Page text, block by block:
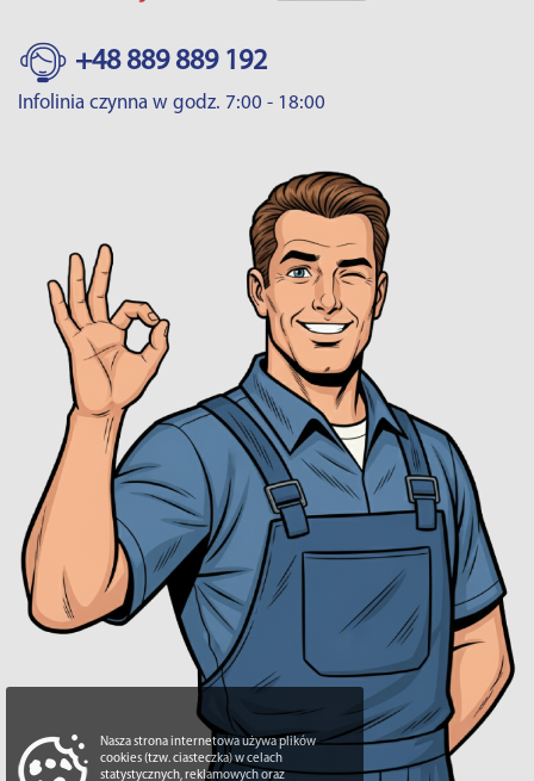
+48 889 889 192
Infolinia czynna w godz. 7:00 - 18:00
Nasza strona internetowa używa plików
cookies (tzw. ciasteczka) w celach
statystycznych, reklamowych oraz